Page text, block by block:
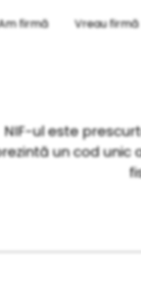
firmă Vreau firmă
NIF-ul este
un cod unic